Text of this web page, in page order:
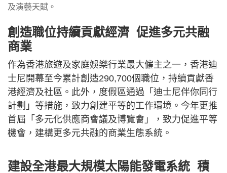
及演藝天賦。
創造職位持續貢獻經濟 促進多元共融
商業
作為香港旅遊及家庭娛樂行業最大僱主之一，香港迪
士尼開幕至今累計創造290,700個職位，持續貢獻香
港經濟及社區。此外，度假區通過「迪士尼伴你同行
計劃」等措施，致力創建平等的工作環境。今年更推
首屆「多元化供應商會議及博覽會」，致力促進平等
機會，建構更多元共融的商業生態系統。
建設全港最大規模太陽能發電系統 積